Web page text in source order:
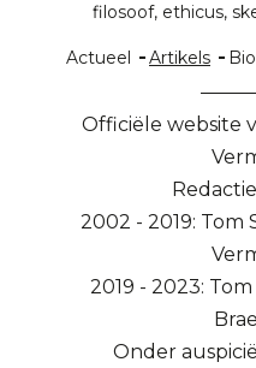
filosoof, ethicus,
Actueel Artikels Bio
Officiële website
2002 - 2019: Tom
2019 - 2023:
Onder